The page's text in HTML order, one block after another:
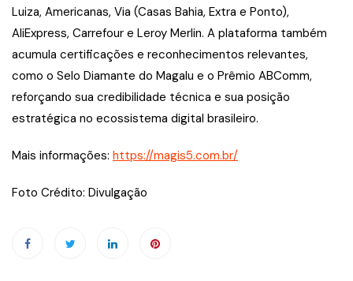
Luiza, Americanas, Via (Casas Bahia, Extra e Ponto),
AliExpress, Carrefour e Leroy Merlin. A plataforma também
acumula certificações e reconhecimentos relevantes,
como o Selo Diamante do Magalu e o Prêmio ABComm,
reforçando sua credibilidade técnica e sua posição
estratégica no ecossistema digital brasileiro.
Mais informações: https://magis5.com.br/
Foto Crédito: Divulgação